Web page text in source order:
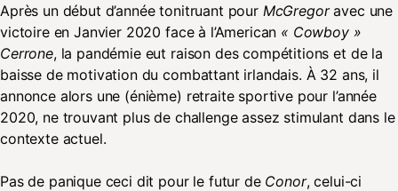
Après un début d’année tonitruant pour McGregoravec une
victoire en Janvier 2020 face à l’American « Cowboy »
Cerrone, la pandémie eut raison des compétitions et de la
baisse de motivation du combattant irlandais. À 32 ans, il
annonce alors une (énième) retraite sportive pour l’année
2020, ne trouvant plus de challenge assez stimulant dans le
contexte actuel.
Pas de panique ceci dit pour le futur de Conor, celui-ci